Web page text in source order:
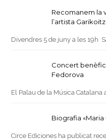
Recomanem la
l’artista
Divendres 5 de juny a les 19h
Concert benèfic
Fedorova
El Palau de la Música Catalana
Biografia «Maria
Circe Ediciones ha publicat